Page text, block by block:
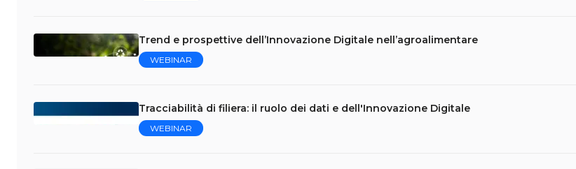
Trend e prospettive dell’Innovazione Digitale nell’agroalimentare
WEBINAR
Tracciabilità di filiera: il ruolo dei dati e dell'Innovazione Digitale
WEBINAR